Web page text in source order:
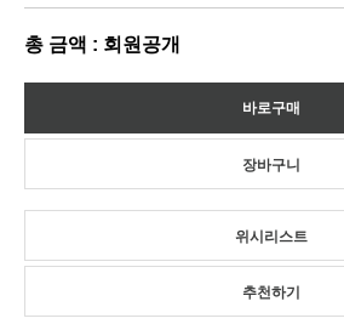
총 금액 : 회원공개
위시리스트
추천하기